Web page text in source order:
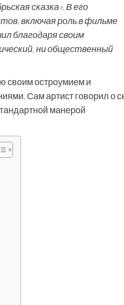
сказка». В его
включая роль в фильме
благодаря своим
ни общественный
своим остроумием и
Сам артист говорил о
манерой